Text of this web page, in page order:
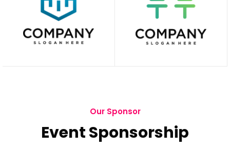
Our Sponsor
Event Sponsorship